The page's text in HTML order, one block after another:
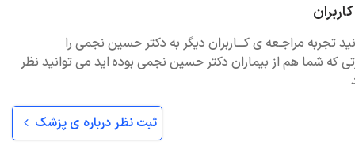
تجربه مراجـعه ی کـــاربران دیگر به دکتر حسین نجمی را
که شما هم از بیماران دکتر حسین نجمی بوده اید می توانید نظر
ثبت نظر درباره ی پزشک